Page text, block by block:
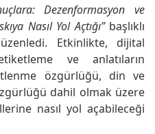
Dezenformasyon ve
Nasıl Yol Açtığı”başlıklı
Etkinlikte, dijital
ve anlatıların
özgürlüğü, din ve
dahil olmak üzere
nasıl yol açabileceği